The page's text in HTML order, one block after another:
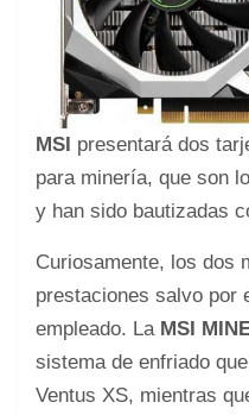
MSI presentará dos
para minería, que son
y han sido bautizadas
Curiosamente, los dos
prestaciones salvo por
empleado. La MSI
sistema de enfriado
Ventus XS, mientras